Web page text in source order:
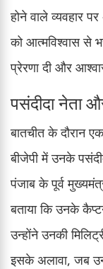
होने वाले व्यवहार
को आत्मविश्वास से
प्रेरणा दी और
पसंदीदा नेता
बातचीत के दौरान
बीजेपी में उनके
पंजाब के पूर्व
बताया कि उनके
उन्होंने उनकी
इसके अलावा, जब